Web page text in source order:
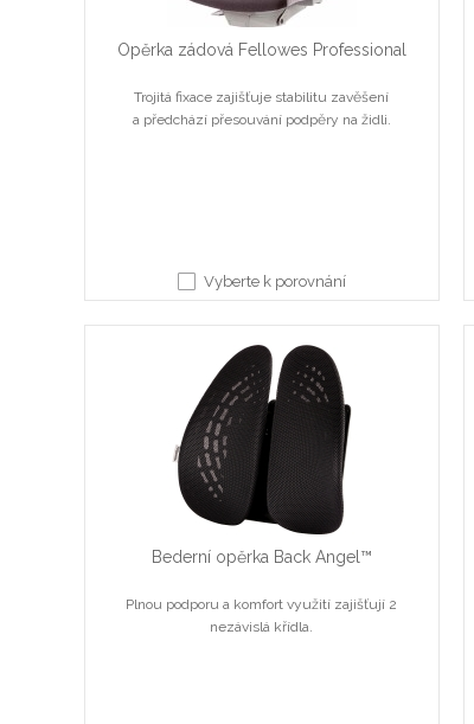
Opěrka zádová Fellowes Professional
Trojitá fixace zajišťuje stabilitu zavěšení
a předchází přesouvání podpěry na židli.
Vyberte k porovnání
Bederní opěrka Back Angel™
Plnou podporu a komfort využití zajišťují 2
nezávislá křídla.